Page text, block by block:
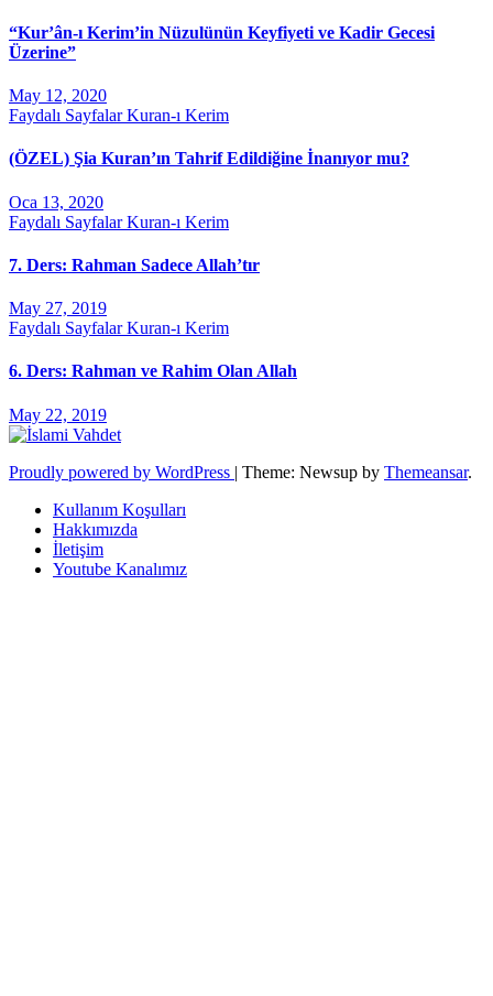
“Kur’ân-ı Kerim’in Nüzulünün Keyfiyeti ve Kadir Gecesi
Üzerine”
May 12, 2020
Faydalı SayfalarKuran-ı Kerim
(ÖZEL) Şia Kuran’ın Tahrif Edildiğine İnanıyor mu?
Oca 13, 2020
Faydalı SayfalarKuran-ı Kerim
7. Ders: Rahman Sadece Allah’tır
May 27, 2019
Faydalı SayfalarKuran-ı Kerim
6. Ders: Rahman ve Rahim Olan Allah
May 22, 2019
Proudly powered by WordPress | Theme: Newsup by Themeansar.
Kullanım Koşulları
Hakkımızda
İletişim
Youtube Kanalımız